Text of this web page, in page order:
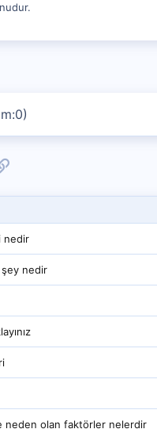
Link
nedir
nedir
neden olan faktörler nelerdir